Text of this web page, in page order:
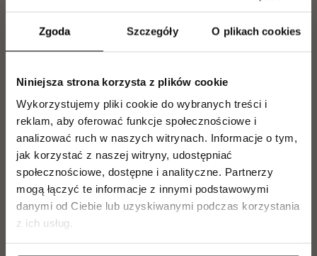
Zgoda Szczegóły O plikach cookies
Niniejsza strona korzysta z plików cookie
Wykorzystujemy pliki cookie do wybranych treści i
reklam, aby oferować funkcje społecznościowe i
analizować ruch w naszych witrynach. Informacje o tym,
jak korzystać z naszej witryny, udostępniać
społecznościowe, dostępne i analityczne. Partnerzy
mogą łączyć te informacje z innymi podstawowymi
danymi od Ciebie lub uzyskiwanymi podczas korzystania
z ich usług.
Magdalena Olszewska
Tel.504 099 770
Jarosław Makowiecki
889 889 056
j.makowiecki@pres.com.pl
Paweł Ritter
Tel.729 142 896